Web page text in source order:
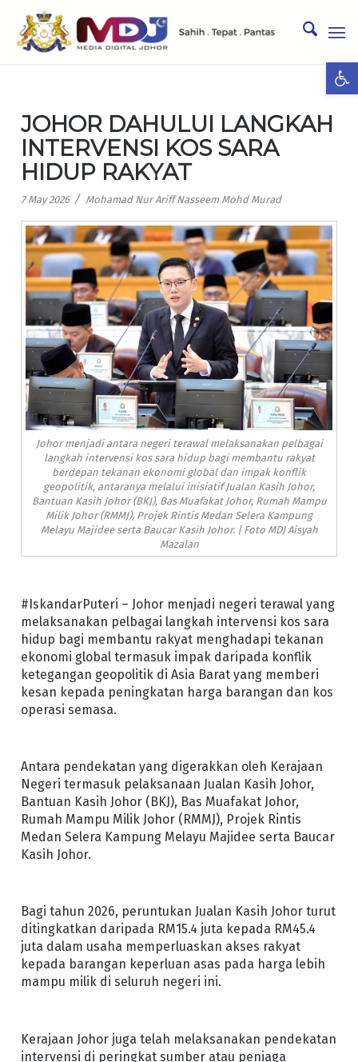
JOHOR DAHULUI LANGKAH
INTERVENSI KOS SARA
HIDUP RAKYAT
7 May 2026 / Mohamad Nur Ariff Nasseem Mohd Murad
Johor menjadi antara negeri terawal melaksanakan pelbagai
langkah intervensi kos sara hidup bagi membantu rakyat
berdepan tekanan ekonomi global dan impak konflik
geopolitik, antaranya melalui inisiatif Jualan Kasih Johor,
Bantuan Kasih Johor (BKJ), Bas Muafakat Johor, Rumah Mampu
Milik Johor (RMMJ), Projek Rintis Medan Selera Kampung
Melayu Majidee serta Baucar Kasih Johor. | Foto MDJ Aisyah
Mazalan
#IskandarPuteri – Johor menjadi negeri terawal yang
melaksanakan pelbagai langkah intervensi kos sara
hidup bagi membantu rakyat menghadapi tekanan
ekonomi global termasuk impak daripada konflik
ketegangan geopolitik di Asia Barat yang memberi
kesan kepada peningkatan harga barangan dan kos
operasi semasa.
Antara pendekatan yang digerakkan oleh Kerajaan
Negeri termasuk pelaksanaan Jualan Kasih Johor,
Bantuan Kasih Johor (BKJ), Bas Muafakat Johor,
Rumah Mampu Milik Johor (RMMJ), Projek Rintis
Medan Selera Kampung Melayu Majidee serta Baucar
Kasih Johor.
Bagi tahun 2026, peruntukan Jualan Kasih Johor turut
ditingkatkan daripada RM15.4 juta kepada RM45.4
juta dalam usaha memperluaskan akses rakyat
kepada barangan keperluan asas pada harga lebih
mampu milik di seluruh negeri ini.
Kerajaan Johor juga telah melaksanakan pendekatan
intervensi di peringkat sumber atau peniaga